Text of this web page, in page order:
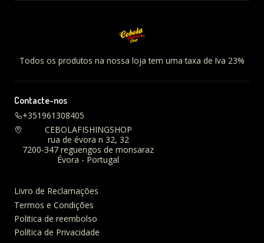
Todos os produtos na nossa loja tem uma taxa de Iva 23%
Contacte-nos
+351961308405
CEBOLAFISHINGSHOP
rua de évora n 32, 32
7200-347 reguengos de monsaraz
Évora - Portugal
Livro de Reclamações
Termos e Condições
Politica de reembolso
Política de Privacidade